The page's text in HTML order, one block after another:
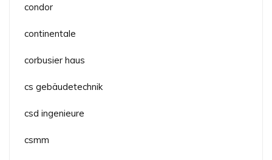
condor
continentale
corbusier haus
cs gebäudetechnik
csd ingenieure
csmm